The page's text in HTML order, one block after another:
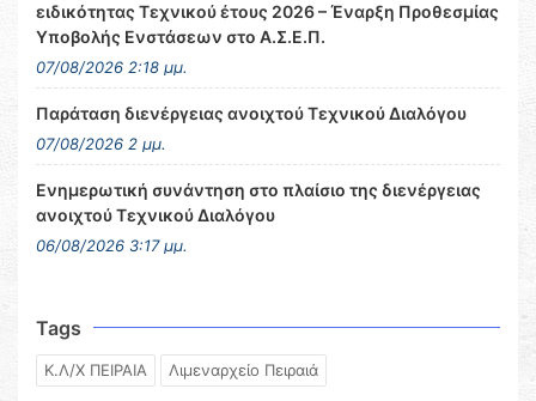
ειδικότητας Τεχνικού έτους 2026 – Έναρξη Προθεσμίας
Υποβολής Ενστάσεων στο Α.Σ.Ε.Π.
07/08/2026 2:18 μμ.
Παράταση διενέργειας ανοιχτού Τεχνικού Διαλόγου
07/08/2026 2 μμ.
Ενημερωτική συνάντηση στο πλαίσιο της διενέργειας
ανοιχτού Τεχνικού Διαλόγου
06/08/2026 3:17 μμ.
Tags
Κ.Λ/Χ ΠΕΙΡΑΙΑ Λιμεναρχείο Πειραιά